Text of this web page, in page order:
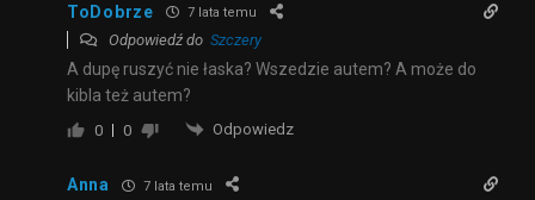
ToDobrze 7 lata temu
Odpowiedź do Szczery
A dupę ruszyć nie łaska? Wszedzie autem? A może do
kibla też autem?
0 0 Odpowiedz
Anna 7 lata temu